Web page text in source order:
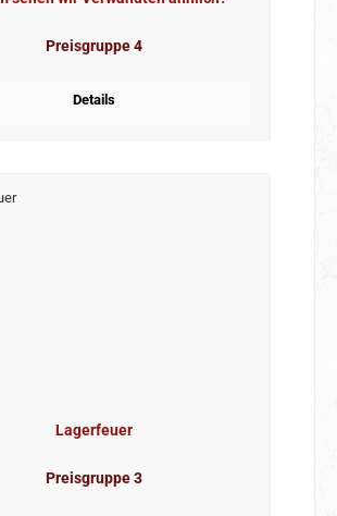
Preisgruppe 4
Details
Lagerfeuer
Preisgruppe 3